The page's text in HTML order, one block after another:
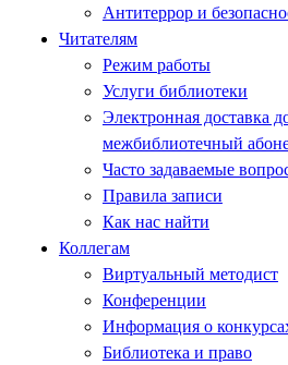
Антитеррор и
Читателям
Режим работы
Услуги библиотеки
Электронная доставка
межбиблиотечный
Часто задаваемые
Правила записи
Как нас найти
Коллегам
Виртуальный методист
Конференции
Информация о
Библиотека и право